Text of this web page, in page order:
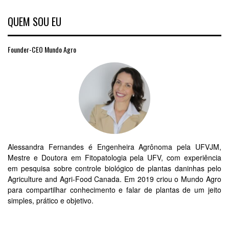
QUEM SOU EU
Founder-CEO Mundo Agro
Alessandra Fernandes é Engenheira Agrônoma pela UFVJM,
Mestre e Doutora em Fitopatologia pela UFV, com experiência
em pesquisa sobre controle biológico de plantas daninhas pelo
Agriculture and Agri-Food Canada. Em 2019 criou o Mundo Agro
para compartilhar conhecimento e falar de plantas de um jeito
simples, prático e objetivo.